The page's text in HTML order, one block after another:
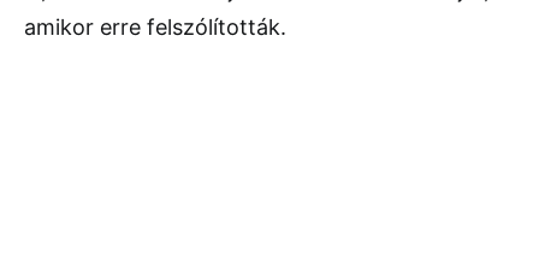
amikor erre felszólították.